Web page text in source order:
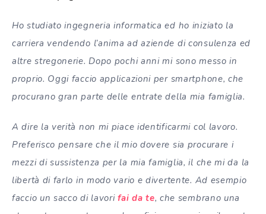
Ho studiato ingegneria informatica ed ho iniziato la
carriera vendendo l’anima ad aziende di consulenza ed
altre stregonerie. Dopo pochi anni mi sono messo in
proprio. Oggi faccio applicazioni per smartphone, che
procurano gran parte delle entrate della mia famiglia.
A dire la verità non mi piace identificarmi col lavoro.
Preferisco pensare che il mio dovere sia procurare i
mezzi di sussistenza per la mia famiglia, il che mi da la
libertà di farlo in modo vario e divertente. Ad esempio
faccio un sacco di lavorifai da te, che sembrano una